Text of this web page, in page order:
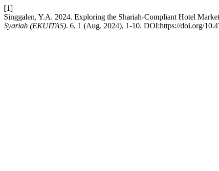
[1]
Singgalen, Y.A. 2024. Exploring the Shariah-Compliant Hotel
Syariah (EKUITAS). 6, 1 (Aug. 2024), 1-10. DOI:https://doi.org/